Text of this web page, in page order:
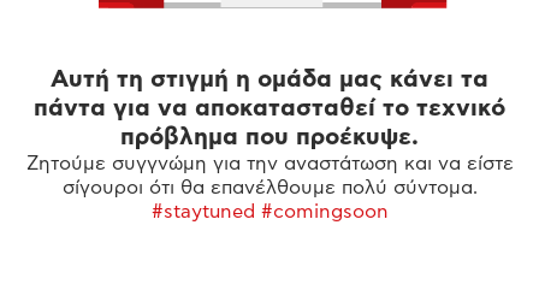
Αυτή τη στιγμή η ομάδα μας κάνει τα
πάντα για να αποκατασταθεί το τεχνικό
πρόβλημα που προέκυψε.
Ζητούμε συγγνώμη για την αναστάτωση και να είστε
σίγουροι ότι θα επανέλθουμε πολύ σύντομα.
#staytuned #comingsoon